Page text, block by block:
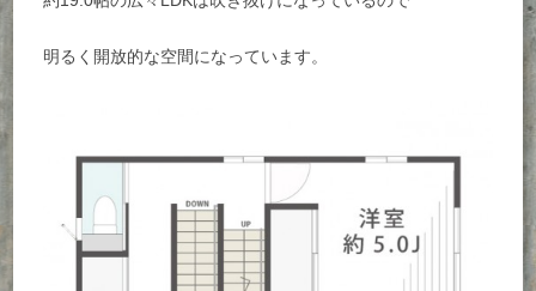
明るく開放的な空間になっています。